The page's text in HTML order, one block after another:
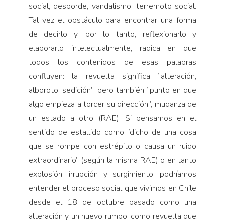
social, desborde, vandalismo, terremoto social.
Tal vez el obstáculo para encontrar una forma
de decirlo y, por lo tanto, reflexionarlo y
elaborarlo intelectualmente, radica en que
todos los contenidos de esas palabras
confluyen: la revuelta significa “alteración,
alboroto, sedición”, pero también “punto en que
algo empieza a torcer su dirección”, mudanza de
un estado a otro (RAE). Si pensamos en el
sentido de estallido como “dicho de una cosa
que se rompe con estrépito o causa un ruido
extraordinario” (según la misma RAE) o en tanto
explosión, irrupción y surgimiento, podríamos
entender el proceso social que vivimos en Chile
desde el 18 de octubre pasado como una
alteración y un nuevo rumbo, como revuelta que